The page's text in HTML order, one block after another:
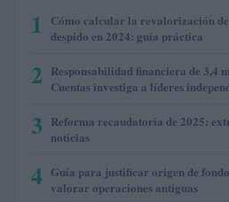
1
Cómo calcular la revalorización
despido en 2024: guía práctica
2 Responsabilidad financiera de 3,4
Cuentas investiga a líderes
3 Reforma recaudatoria de 2025:
noticias
4 Guía para justificar origen de
valorar operaciones antiguas